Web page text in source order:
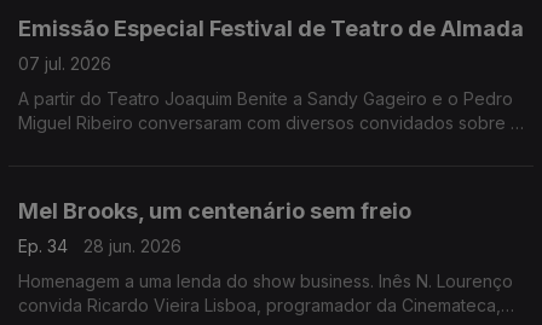
Emissão Especial Festival de Teatro de Almada
07 jul. 2026
A partir do Teatro Joaquim Benite a Sandy Gageiro e o Pedro
Miguel Ribeiro conversaram com diversos convidados sobre o
Mel Brooks, um centenário sem freio
Ep. 34
28 jun. 2026
Homenagem a uma lenda do show business. Inês N. Lourenço
convida Ricardo Vieira Lisboa, programador da Cinemateca,